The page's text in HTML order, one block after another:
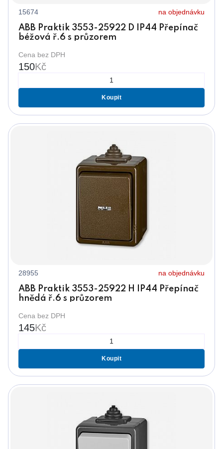
15674 na objednávku
ABB Praktik 3553-25922 D IP44 Přepínač
béžová ř.6 s průzorem
Cena bez DPH
150Kč
Koupit
28955 na objednávku
ABB Praktik 3553-25922 H IP44 Přepínač
hnědá ř.6 s průzorem
Cena bez DPH
145Kč
Koupit